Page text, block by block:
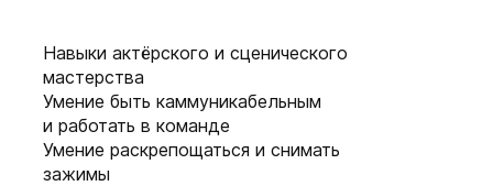
по видеоконференции.
Группа до 15
участников.
УСЛОВИЯ ПОСТУПЛЕНИЯ
Навыки актёрского и сценического
мастерства
Умение быть каммуникабельным
и работать в команде
Умение раскрепощаться и снимать
зажимы